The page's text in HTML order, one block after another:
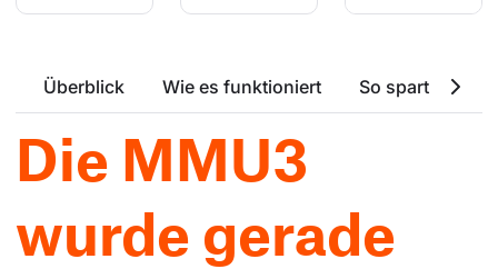
Überblick Wie es funktioniert So spart die
Die MMU3
wurde gerade